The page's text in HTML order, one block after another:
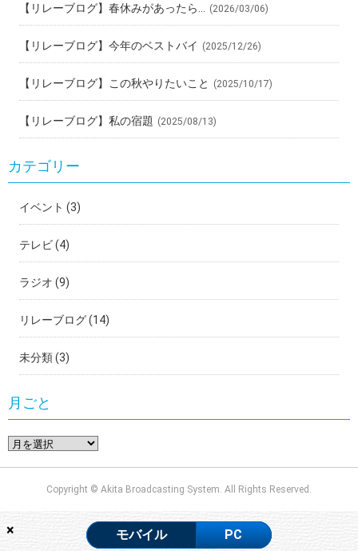
×
【リレーブログ】春休みがあったら… (2026/03/06)
【リレーブログ】今年のベストバイ (2025/12/26)
【リレーブログ】この秋やりたいこと (2025/10/17)
【リレーブログ】私の宿題 (2025/08/13)
カテゴリー
イベント (3)
テレビ(4)
ラジオ (9)
リレーブログ(14)
未分類(3)
月ごと
Copyright © Akita Broadcasting System. All Rights Reserved.
モバイル PC